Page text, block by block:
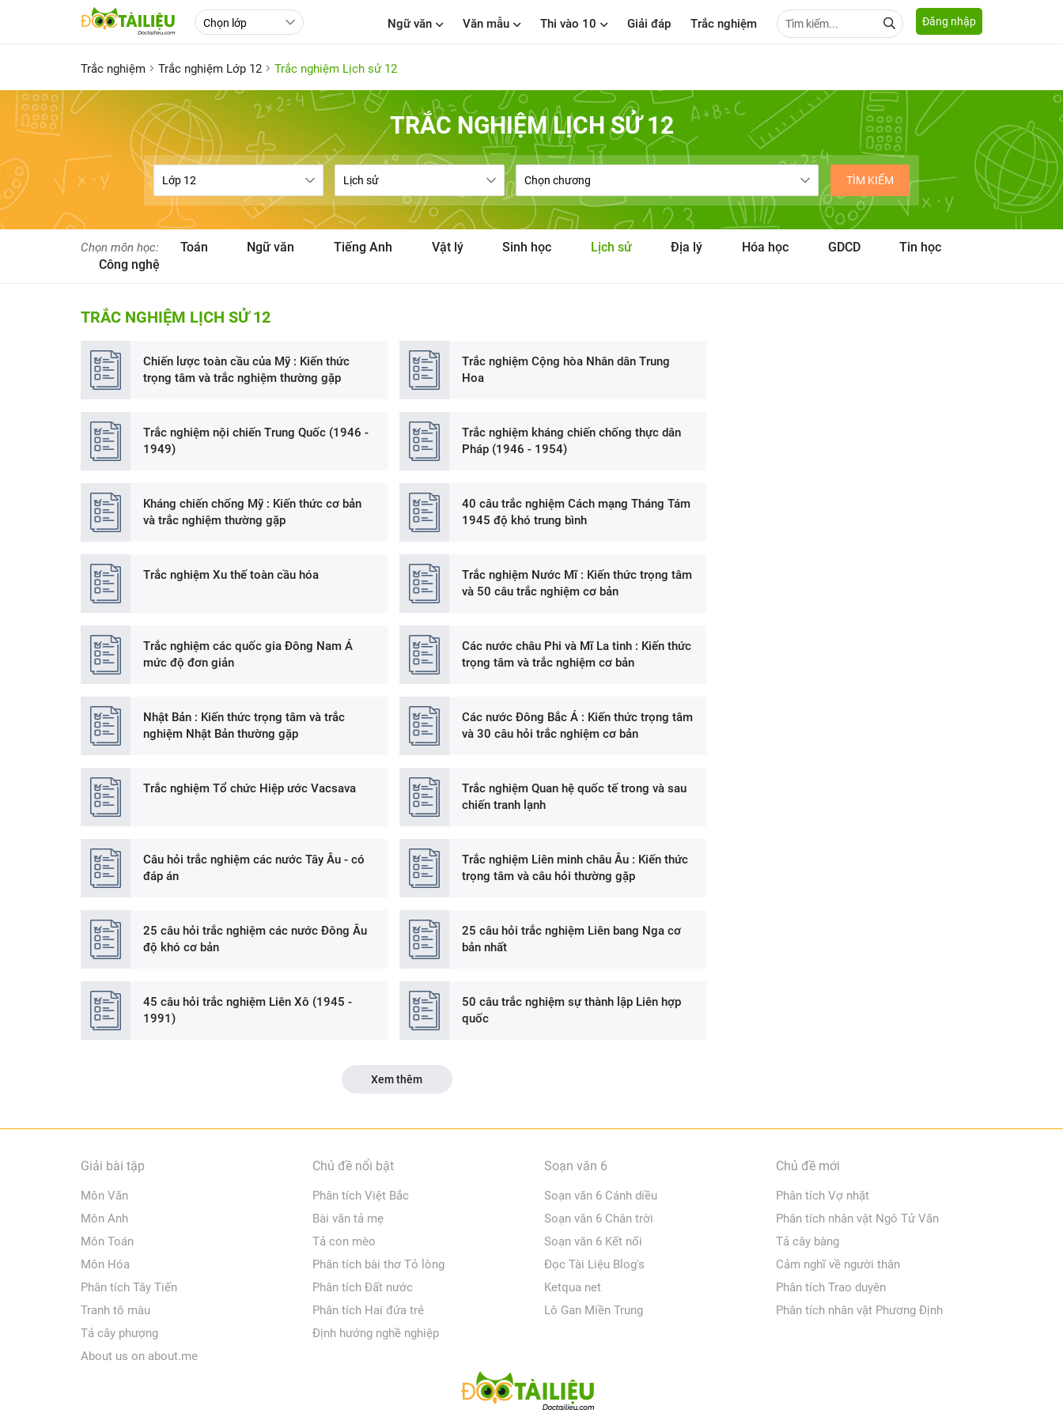
Ngữ văn Văn mẫu Thi vào 10 Giải đáp Trắc nghiệm Đăng nhập
Trắc nghiệm Trắc nghiệm Lớp 12 Trắc nghiệm Lịch sử 12
TRẮC NGHIỆM LỊCH SỬ 12
TÌM KIẾM
Chọn môn học: Toán Ngữ văn Tiếng Anh Vật lý Sinh học Lịch sử Địa lý Hóa học GDCD
Tin học
Công nghệ
TRẮC NGHIỆM LỊCH SỬ 12
Chiến lược toàn cầu của Mỹ : Kiến thức
trọng tâm và trắc nghiệm thường gặp
Trắc nghiệm Cộng hòa Nhân dân Trung
Hoa
Trắc nghiệm nội chiến Trung Quốc (1946 -
1949)
Trắc nghiệm kháng chiến chống thực dân
Pháp (1946 - 1954)
Kháng chiến chống Mỹ : Kiến thức cơ bản
và trắc nghiệm thường gặp
40 câu trắc nghiệm Cách mạng Tháng Tám
1945 độ khó trung bình
Trắc nghiệm Xu thế toàn cầu hóa
Trắc nghiệm Nước Mĩ : Kiến thức trọng tâm
và 50 câu trắc nghiệm cơ bản
Trắc nghiệm các quốc gia Đông Nam Á
mức độ đơn giản
Các nước châu Phi và Mĩ La tinh : Kiến thức
trọng tâm và trắc nghiệm cơ bản
Nhật Bản : Kiến thức trọng tâm và trắc
nghiệm Nhật Bản thường gặp
Các nước Đông Bắc Á : Kiến thức trọng tâm
và 30 câu hỏi trắc nghiệm cơ bản
Trắc nghiệm Tổ chức Hiệp ước Vacsava
Trắc nghiệm Quan hệ quốc tế trong và sau
chiến tranh lạnh
Câu hỏi trắc nghiệm các nước Tây Âu - có
đáp án
Trắc nghiệm Liên minh châu Âu : Kiến thức
trọng tâm và câu hỏi thường gặp
25 câu hỏi trắc nghiệm các nước Đông Âu
độ khó cơ bản
25 câu hỏi trắc nghiệm Liên bang Nga cơ
bản nhất
45 câu hỏi trắc nghiệm Liên Xô (1945 -
1991)
50 câu trắc nghiệm sự thành lập Liên hợp
quốc
Xem thêm
Giải bài tập
Môn Văn
Môn Anh
Môn Toán
Môn Hóa
Phân tích Tây Tiến
Tranh tô màu
Tả cây phượng
About us on about.me
Chủ đề nổi bật
Phân tích Việt Bắc
Bài văn tả mẹ
Tả con mèo
Phân tích bài thơ Tỏ lòng
Phân tích Đất nước
Phân tích Hai đứa trẻ
Định hướng nghề nghiệp
Soạn văn 6
Soạn văn 6 Cánh diều
Soạn văn 6 Chân trời
Soạn văn 6 Kết nối
Đọc Tài Liệu Blog's
Ketqua net
Lô Gan Miền Trung
Chủ đề mới
Phân tích Vợ nhặt
Phân tích nhân vật Ngô Tử Văn
Tả cây bàng
Cảm nghĩ về người thân
Phân tích Trao duyên
Phân tích nhân vật Phương Định